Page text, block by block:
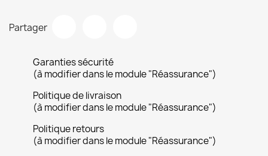
Partager
Garanties sécurité
(à modifier dans le module "Réassurance")
Politique de livraison
(à modifier dans le module "Réassurance")
Politique retours
(à modifier dans le module "Réassurance")